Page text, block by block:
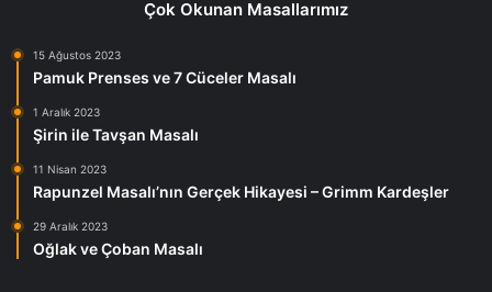
Çok Okunan Masallarımız
15 Ağustos 2023
Pamuk Prenses ve 7 Cüceler Masalı
1 Aralık 2023
Şirin ile Tavşan Masalı
11 Nisan 2023
Rapunzel Masalı’nın Gerçek Hikayesi – Grimm Kardeşler
29 Aralık 2023
Oğlak ve Çoban Masalı